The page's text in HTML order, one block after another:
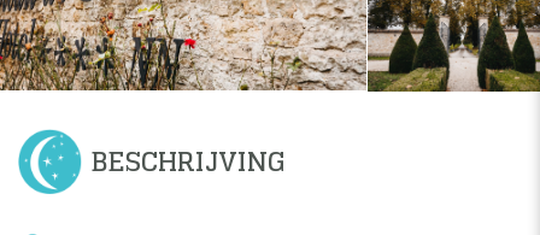
BESCHRIJVING